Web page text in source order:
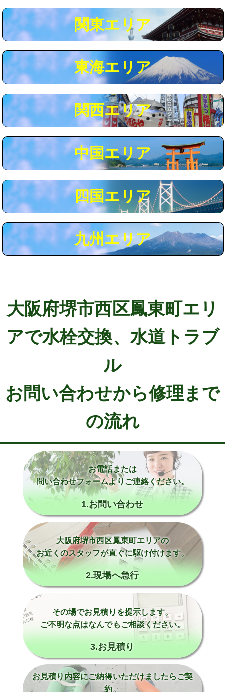
マス交換（深さ50㎝以上） 66,000円
コンクリート斫り（厚さ10㎝まで） 27,500円
コンクリート斫り（厚さ10㎝超え） 38,500円
モルタル補修（厚さ10㎝まで） 27,500円
モルタル補修（厚さ10㎝超え） 38,500円
追加人工 16,500円
現場見積
※給水管工事は20mmまでの価格です。
関東エリア
東海エリア
関西エリア
中国エリア
四国エリア
九州エリア
大阪府堺市西区鳳東町エリ
アで水栓交換、水道トラブ
ル
お問い合わせから修理まで
の流れ
お電話または
問い合わせフォームよりご連絡ください。
1.お問い合わせ
大阪府堺市西区鳳東町エリアの
お近くのスタッフが直ぐに駆け付けます。
2.現場へ急行
その場でお見積りを提示します。
ご不明な点はなんでもご相談ください。
3.お見積り
お見積り内容にご納得いただけましたらご契
約。